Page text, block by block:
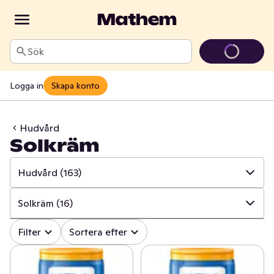
Sök
Logga in Skapa konto
Hudvård
Solkräm
Hudvård (163)
✓ Alla (820)
✓ Mun och tänder (107)
Sår, bett och stick
Solkräm (16)
✓ Alla (163)
Bad och dusch (62)
Filter Sortera efter